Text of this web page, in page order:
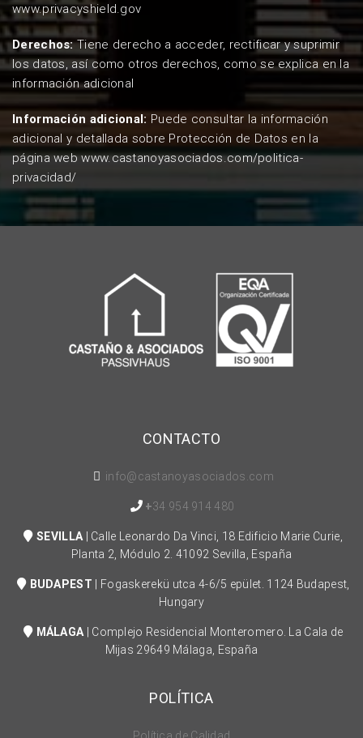
www.privacyshield.gov
Derechos:Tiene derecho a acceder, rectificar y suprimir
los datos, así como otros derechos, como se explica en la
información adicional
Información adicional: Puede consultar la información
adicional y detallada sobre Protección de Datos en la
página webwww.castanoyasociados.com/politica-
privacidad/
CONTACTO
info@castanoyasociados.com
+34 954 914 480
SEVILLA | Calle Leonardo Da Vinci, 18 Edificio Marie Curie,
Planta 2, Módulo 2. 41092 Sevilla, España
BUDAPEST | Fogaskerekü utca 4-6/5 epület. 1124 Budapest,
Hungary
MÁLAGA | Complejo Residencial Monteromero. La Cala de
Mijas 29649 Málaga, España
POLÍTICA